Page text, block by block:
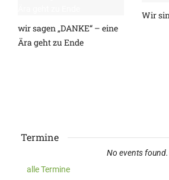
wir sagen „DANKE“ – eine
Ära geht zu Ende
Wir
Termine
No events found.
alle Termine